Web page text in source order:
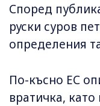
Според
руски суров
определения
По-късно ЕС
вратичка,